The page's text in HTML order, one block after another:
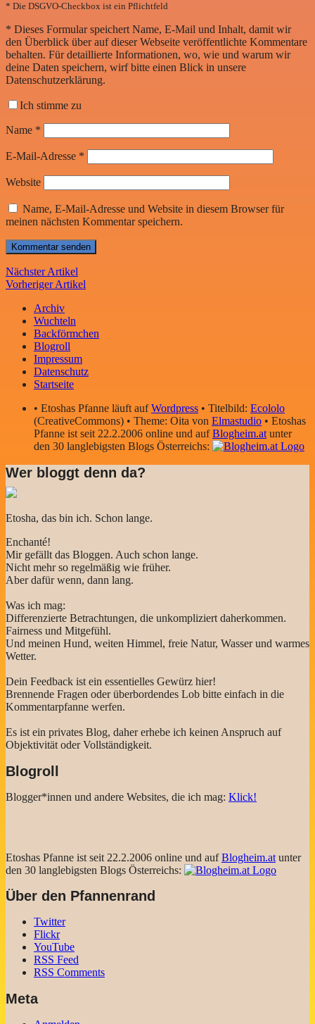
* Die DSGVO-Checkbox ist ein Pflichtfeld
* Dieses Formular speichert Name, E-Mail und Inhalt, damit wir
den Überblick über auf dieser Webseite veröffentlichte Kommentare
behalten. Für detaillierte Informationen, wo, wie und warum wir
deine Daten speichern, wirf bitte einen Blick in unsere
Datenschutzerklärung.
Ich stimme zu
Name *
E-Mail-Adresse *
Website
Name, E-Mail-Adresse und Website in diesem Browser für
meinen nächsten Kommentar speichern.
Nächster Artikel
Vorheriger Artikel
Archiv
Wuchteln
Backförmchen
Blogroll
Impressum
Datenschutz
Startseite
• Etoshas Pfanne läuft aufWordpress • Titelbild: Ecololo
(CreativeCommons) • Theme: Oita von Elmastudio • Etoshas
Pfanne ist seit 22.2.2006 online und aufBlogheim.atunter
den 30 langlebigsten Blogs Österreichs:
Wer bloggt denn da?
Etosha, das bin ich. Schon lange.
Enchanté!
Mir gefällt das Bloggen. Auch schon lange.
Nicht mehr so regelmäßig wie früher.
Aber dafür wenn, dann lang.
Was ich mag:
Differenzierte Betrachtungen, die unkompliziert daherkommen.
Fairness und Mitgefühl.
Und meinen Hund, weiten Himmel, freie Natur, Wasser und warmes
Wetter.
Dein Feedback ist ein essentielles Gewürz hier!
Brennende Fragen oder überbordendes Lob bitte einfach in die
Kommentarpfanne werfen.
Es ist ein privates Blog, daher erhebe ich keinen Anspruch auf
Objektivität oder Vollständigkeit.
Blogroll
Blogger*innen und andere Websites, die ich mag: Klick!
Etoshas Pfanne ist seit 22.2.2006 online und aufBlogheim.at unter
den 30 langlebigsten Blogs Österreichs:
Über den Pfannenrand
Twitter
Flickr
YouTube
RSS Feed
RSS Comments
Meta